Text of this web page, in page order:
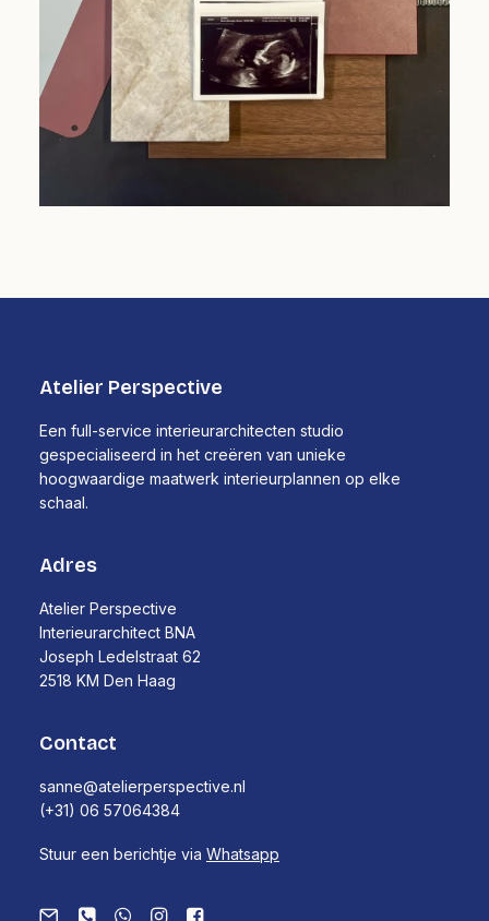
Atelier Perspective
Een full-service interieurarchitecten studio
gespecialiseerd in het creëren van unieke
hoogwaardige maatwerk interieurplannen op elke
schaal.
Adres
Atelier Perspective
Interieurarchitect BNA
Joseph Ledelstraat 62
2518 KM Den Haag
Contact
sanne@atelierperspective.nl
(+31) 06 57064384
Stuur een berichtje via Whatsapp